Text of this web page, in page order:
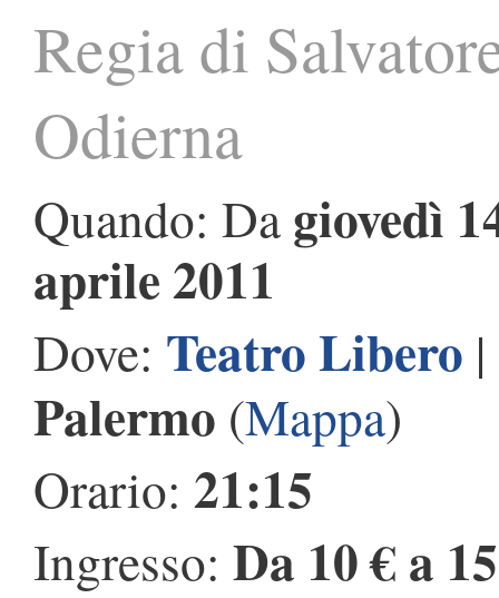
Regia di
Odierna
Quando: Dagiovedì
aprile 2011
Dove: Teatro Libero |
Palermo (Mappa)
Orario: 21:15
Ingresso: Da 10 € a